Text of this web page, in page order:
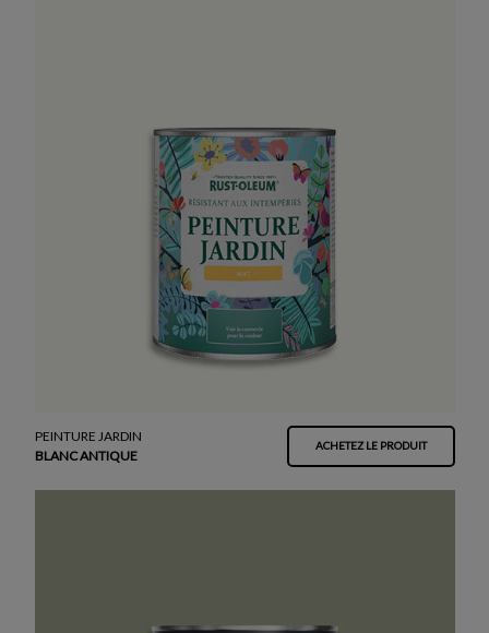
PEINTURE JARDIN
BLANC ANTIQUE
ACHETEZ LE PRODUIT